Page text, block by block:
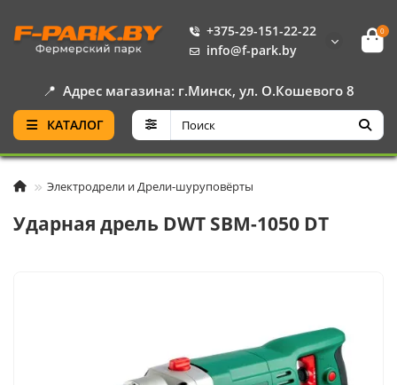
+375-29-151-22-22
info@f-park.by
0
📍 Адрес магазина: г.Минск, ул. О.Кошевого 8
КАТАЛОГ
Электродрели и Дрели-шуруповёрты
Ударная дрель DWT SBM-1050 DT